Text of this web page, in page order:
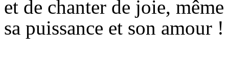
et de chanter de joie,
sa puissance et son amour !